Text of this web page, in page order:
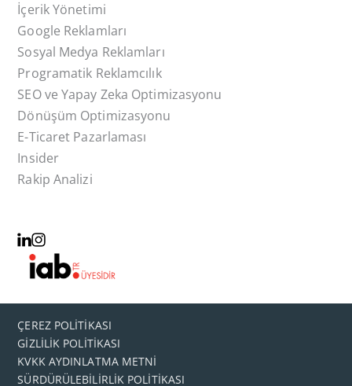
İçerik Yönetimi
Google Reklamları
Sosyal Medya Reklamları
Programatik Reklamcılık
SEO ve Yapay Zeka Optimizasyonu
Dönüşüm Optimizasyonu
E-Ticaret Pazarlaması
Insider
Rakip Analizi
ÇEREZ POLİTİKASI
GİZLİLİK POLİTİKASI
KVKK AYDINLATMA METNİ
SÜRDÜRÜLEBİLİRLİK POLİTİKASI